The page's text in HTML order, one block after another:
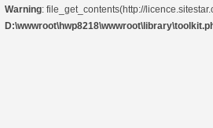
Warning: file_get_contents(http://